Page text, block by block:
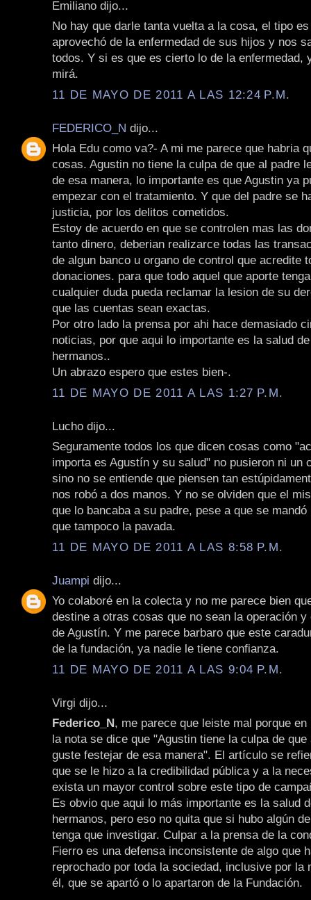
Emiliano dijo...
No hay que darle tanta vuelta a la cosa, el tipo
aprovechó de la enfermedad de sus hijos y nos
todos. Y si es que es cierto lo de la enfermedad,
mirá.
11 DE MAYO DE 2011 A LAS 12:24 P.M.
FEDERICO_N dijo...
Hola Edu como va?- A mi me parece que habria
cosas. Agustin no tiene la culpa de que al padre
de esa manera, lo importante es que Agustin ya
empezar con el tratamiento. Y que del padre se
justicia, por los delitos cometidos.
Estoy de acuerdo en que se controlen mas las
tanto dinero, deberian realizarce todas las
de algun banco u organo de control que acredite
donaciones. para que todo aquel que aporte
cualquier duda pueda reclamar la lesion de su
que las cuentas sean exactas.
Por otro lado la prensa por ahi hace demasiado
noticias, por que aqui lo importante es la salud
hermanos..
Un abrazo espero que estes bien-.
11 DE MAYO DE 2011 A LAS 1:27 P.M.
Lucho dijo...
Seguramente todos los que dicen cosas como
importa es Agustín y su salud" no pusieron ni un
sino no se entiende que piensen tan
nos robó a dos manos. Y no se olviden que el
que lo bancaba a su padre, pese a que se
que tampoco la pavada.
11 DE MAYO DE 2011 A LAS 8:58 P.M.
Juampi dijo...
Yo colaboré en la colecta y no me parece bien
destine a otras cosas que no sean la operación y
de Agustín. Y me parece barbaro que este
de la fundación, ya nadie le tiene confianza.
11 DE MAYO DE 2011 A LAS 9:04 P.M.
Virgi dijo...
Federico_N, me parece que leiste mal porque en
la nota se dice que "Agustin tiene la culpa de que
guste festejar de esa manera". El artículo se
que se le hizo a la credibilidad pública y a la
exista un mayor control sobre este tipo de
Es obvio que aqui lo más importante es la salud
hermanos, pero eso no quita que si hubo algún
tenga que investigar. Culpar a la prensa de la
Fierro es una defensa inconsistente de algo que
reprochado por toda la sociedad, inclusive por la
él, que se apartó o lo apartaron de la Fundación.